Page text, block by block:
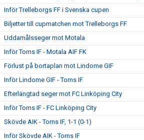
Inför Trelleborgs FF i Svenska cupen
Biljetter till cupmatchen mot Trelleborgs FF
Uddamålsseger mot Motala
Inför Torns IF - Motala AIF FK
Förlust på bortaplan mot Lindome GIF
Inför Lindome GIF - Torns IF
Efterlängtad seger mot FC Linköping City
Inför Torns IF - FC Linköping City
Skövde AIK - Torns IF, 1-1 (0-1)
Inför Skövde AIK - Torns IF